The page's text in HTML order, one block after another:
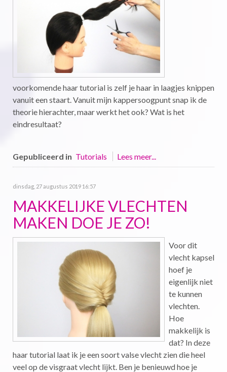
voorkomende haar tutorial is zelf je haar in laagjes knippen
vanuit een staart. Vanuit mijn kappersoogpunt snap ik de
theorie hierachter, maar werkt het ook? Wat is het
eindresultaat?
Gepubliceerd in Tutorials Lees meer...
dinsdag, 27 augustus 2019 16:57
MAKKELIJKE VLECHTEN
MAKEN DOE JE ZO!
Voor dit
vlecht kapsel
hoef je
eigenlijk niet
te kunnen
vlechten.
Hoe
makkelijk is
dat? In deze
haar tutorial laat ik je een soort valse vlecht zien die heel
veel op de visgraat vlecht lijkt. Ben je benieuwd hoe je